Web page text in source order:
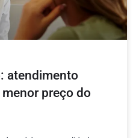
atendimento
preço do